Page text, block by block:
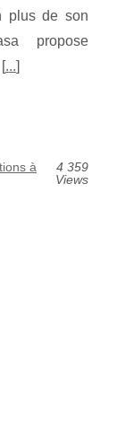
plus de son
propose
...]
à
4 359
Views